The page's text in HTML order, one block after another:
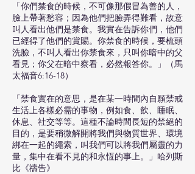
「你們禁食的時候，不可像那假冒為善的人，
臉上帶著愁容；因為他們把臉弄得難看，故意
叫人看出他們是禁食。我實在告訴你們，他們
已經得了他們的賞賜。你禁食的時候，要梳頭
洗臉，不叫人看出你禁食來，只叫你暗中的父
看見；你父在暗中察看，必然報答你。」（馬
太福音6:16-18）
「禁食實在的意思，是在某一時間內自願禁戒
生活上各樣必需的事物，例如食、飲、睡眠、
休息、社交等等。這種不論時間長短的禁絕的
目的，是要稍微解開將我們與物質世界、環境
綁在一起的繩索，叫我們可以將我們屬靈的力
量，集中在看不見的和永恆的事上。」哈列斯
比《禱告》